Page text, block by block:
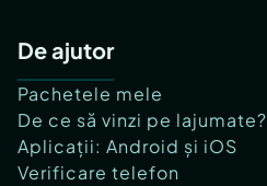
De ajutor
Pachetele mele
De ce să vinzi pe lajumate?
Aplicații: Android și iOS
Verificare telefon